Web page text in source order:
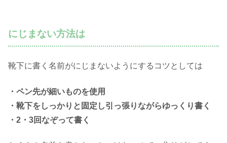
にじまない方法は
靴下に書く名前がにじまないようにするコツとしては
・ペン先が細いものを使用
・靴下をしっかりと固定し引っ張りながらゆっくり書く
・2・3回なぞって書く